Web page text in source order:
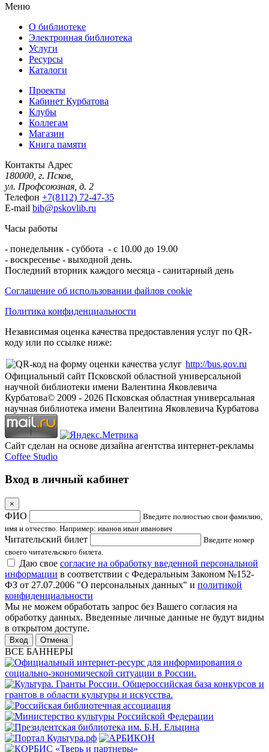
Меню
О библиотеке
Электронная библиотека
Услуги
Ресурсы
Каталоги
Проекты
Кабинет Курбатова
Клубы
Коллегам
Магазин
Книга памяти
Контакты Адрес
180000, г. Псков,
ул. Профсоюзная, д. 2
Телефон +7(8112) 72-47-35
E-mail bib@pskovlib.ru
Часы работы
- понедельник - суббота - с 10.00 до 19.00
- воскресенье - выходной день.
Последний вторник каждого месяца - санитарный день
Соглашение об использовании файлов cookie
Политика конфиденциальности
Независимая оценка качества предоставления услуг по QR-
коду или по ссылке ниже:
http://bus.gov.ru
Официальный сайт Псковской областной универсальной
научной библиотеки имени Валентина Яковлевича
Курбатова© 2009 - 2026 Псковская областная универсальная
научная библиотека имени Валентина Яковлевича Курбатова
Сайт сделан на основе дизайна агентства интернет-рекламы
Coffee Studio
Вход в личный кабинет
×
ФИО
Введите полностью свои фамилию,
имя и отчество. Например: иванов иван иванович
Читательский билет
Введите номер
своего читательского билета.
Даю свое согласие на обработку введенной персональной
информации в соответствии с Федеральным Законом №152-
ФЗ от 27.07.2006 "О персональных данных" и политикой
конфиденциальности
Мы не можем обработать запрос без Вашего согласия на
обработку данных. Введенные личные данные не будут видны
в открытом доступе.
Отмена
ВСЕ БАННЕРЫ